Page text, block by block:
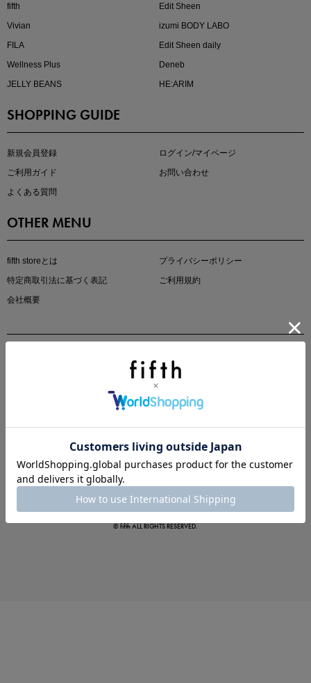
大人の着映えアイテム5選
マストバイアイテム
この夏の主役確定！
fifth
Edit Sheen
Vivian
izumi BODY LABO
FILA
Edit Sheen daily
Wellness Plus
Deneb
JELLY BEANS
HE:ARIM
SHOPPING GUIDE
新規会員登録
ログイン/マイページ
ご利用ガイド
お問い合わせ
よくある質問
OTHER MENU
fifth storeとは
プライバシーポリシー
特定商取引法に基づく表記
ご利用規約
会社概要
© fifth ALL RIGHTS RESERVED.